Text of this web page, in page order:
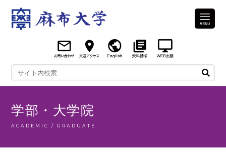
学部・大学院
ACADEMIC / GRADUATE